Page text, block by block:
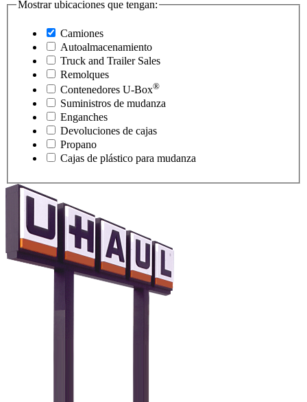
Mostrar ubicaciones que tengan:
Camiones
Autoalmacenamiento
Truck and Trailer Sales
Remolques
Contenedores U-Box®
Suministros de mudanza
Enganches
Devoluciones de cajas
Propano
Cajas de plástico para mudanza